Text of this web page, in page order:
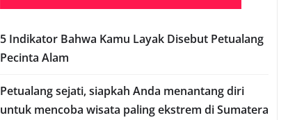
5 Indikator Bahwa Kamu Layak Disebut Petualang
Pecinta Alam
Petualang sejati, siapkah Anda menantang diri
untuk mencoba wisata paling ekstrem di Sumatera